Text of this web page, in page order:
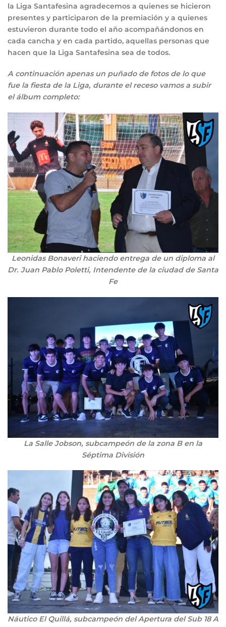
la Liga Santafesina agradecemos a quienes se hicieron
presentes y participaron de la premiación y a quienes
estuvieron durante todo el año acompañándonos en
cada cancha y en cada partido, aquellas personas que
hacen que la Liga Santafesina sea de todos.
A continuación apenas un puñado de fotos de lo que
fue la fiesta de la Liga, durante el receso vamos a subir
el álbum completo:
Leonidas Bonaveri haciendo entrega de un diploma al
Dr. Juan Pablo Poletti, Intendente de la ciudad de Santa
Fe
La Salle Jobson, subcampeón de la zona B en la
Séptima División
Náutico El Quillá, subcampeón delApertura del Sub 18 A